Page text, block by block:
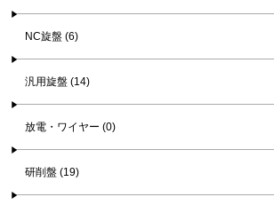
NC旋盤 (6)
汎用旋盤 (14)
放電・ワイヤー (0)
研削盤 (19)